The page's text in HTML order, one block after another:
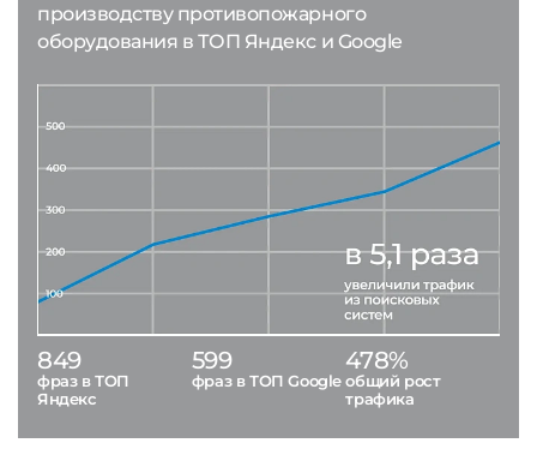
производству противопожарного
оборудования в ТОП Яндекс и Google
849
фраз в ТОП
Яндекс
599
фраз в ТОП Google
478%
общий рост
трафика